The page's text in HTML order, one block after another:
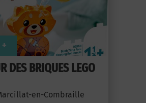
DES BRIQUES LEGO
en-Combraille